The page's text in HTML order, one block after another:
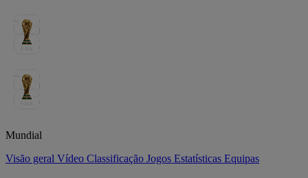
Mundial
Visão geral Vídeo Classificação Jogos Estatísticas Equipas